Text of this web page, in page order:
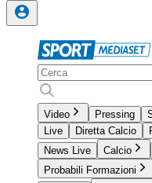
Video Pressing
Live
Diretta Calcio
News Live
Calcio
Probabili Formazioni